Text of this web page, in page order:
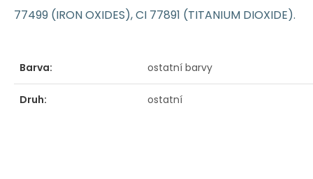
77499 (IRON OXIDES), CI 77891 (TITANIUM DIOXIDE).
Barva: ostatní barvy
Druh: ostatní